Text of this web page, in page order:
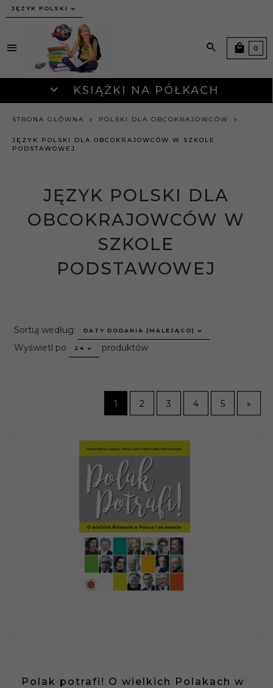
JĘZYK POLSKI
KSIĄŻKI NA PÓŁKACH
0
STRONA GŁÓWNA POLSKI DLA OBCOKRAJOWCÓW
JĘZYK POLSKI DLA OBCOKRAJOWCÓW W SZKOLE
PODSTAWOWEJ
JĘZYK POLSKI DLA
OBCOKRAJOWCÓW W
SZKOLE
PODSTAWOWEJ
Sortuj według: sort
DATY DODANIA (MALEJĄCO)
Wyświetl po pop
24 produktów
1 2 3 4 5 »
Polak potrafi! O wielkich Polakach w